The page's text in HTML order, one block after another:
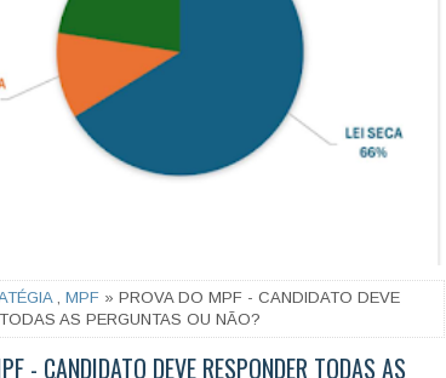
, MPF » PROVA DO MPF - CANDIDATO DEVE
AS PERGUNTAS OU NÃO?
- CANDIDATO DEVE RESPONDER TODAS AS